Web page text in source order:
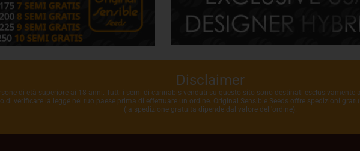
Disclaimer
di età superiore ai 18 anni. Tutti i semi di cannabis venduti su questo sito sono destinati
verificare la legge nel tuo paese prima di effettuare un ordine. Original Sensible Seeds offre spedizioni
(la spedizione gratuita dipende dal valore dell'ordine).